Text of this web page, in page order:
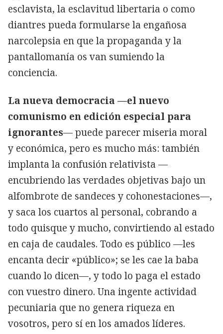
esclavista, la esclavitud libertaria o como
diantres pueda formularse la engañosa
narcolepsia en que la propaganda y la
pantallomanía os van sumiendo la
conciencia.
La nueva democracia —el nuevo
comunismo en edición especial para
ignorantes— puede parecer miseria moral
y económica, pero es mucho más: también
implanta la confusión relativista —
encubriendo las verdades objetivas bajo un
alfombrote de sandeces y cohonestaciones—,
y saca los cuartos al personal, cobrando a
todo quisque y mucho, convirtiendo al estado
en caja de caudales. Todo es público —les
encanta decir «público»; se les cae la baba
cuando lo dicen—, y todo lo paga el estado
con vuestro dinero. Una ingente actividad
pecuniaria que no genera riqueza en
vosotros, pero sí en los amados líderes.